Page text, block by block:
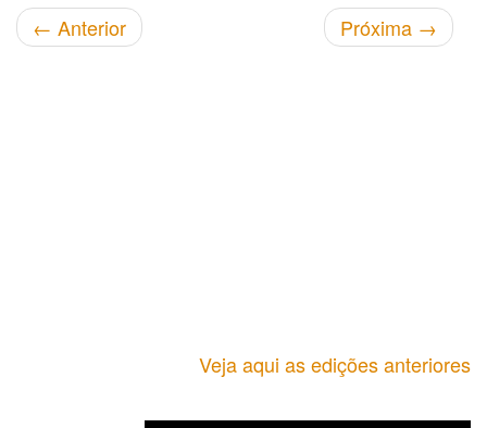
← Anterior Próxima →
Veja aqui as edições anteriores